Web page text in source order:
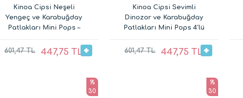
Kinoa Cipsi Neşeli
Yengeç ve Karabuğday
Patlakları Mini Pops –
Glutensiz Vegan Çocuk
Atıştırmalıkları (20G ve
601,47 TL 447,75 TL
Kinoa Cipsi Sevimli
Dinozor ve Karabuğday
Patlakları Mini Pops 4'lü
Paket – Glutensiz Vegan
Çocuk Atıştırmalıkları (4
x 20G ve 4 x 30G) |
601,47 TL 447,75 TL
%
30
%
30